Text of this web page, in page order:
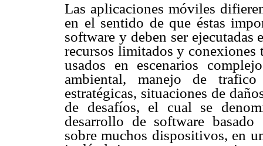
Las aplicaciones móviles
en el sentido de que éstas
software y deben ser
recursos limitados y
usados en escenarios
ambiental, manejo de
estratégicas, situaciones de
de desafíos, el cual se
desarrollo de software basado
sobre muchos dispositivos, en